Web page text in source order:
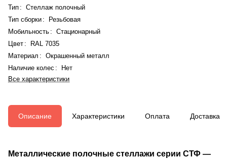
Тип : Стеллаж полочный
Тип сборки:
Резьбовая
Мобильность : Стационарный
Цвет :
RAL 7035
Материал : Окрашенный металл
Наличие колес :
Нет
Все характеристики
Описание Характеристики Оплата Доставка
Металлические полочные стеллажи серии СТФ —